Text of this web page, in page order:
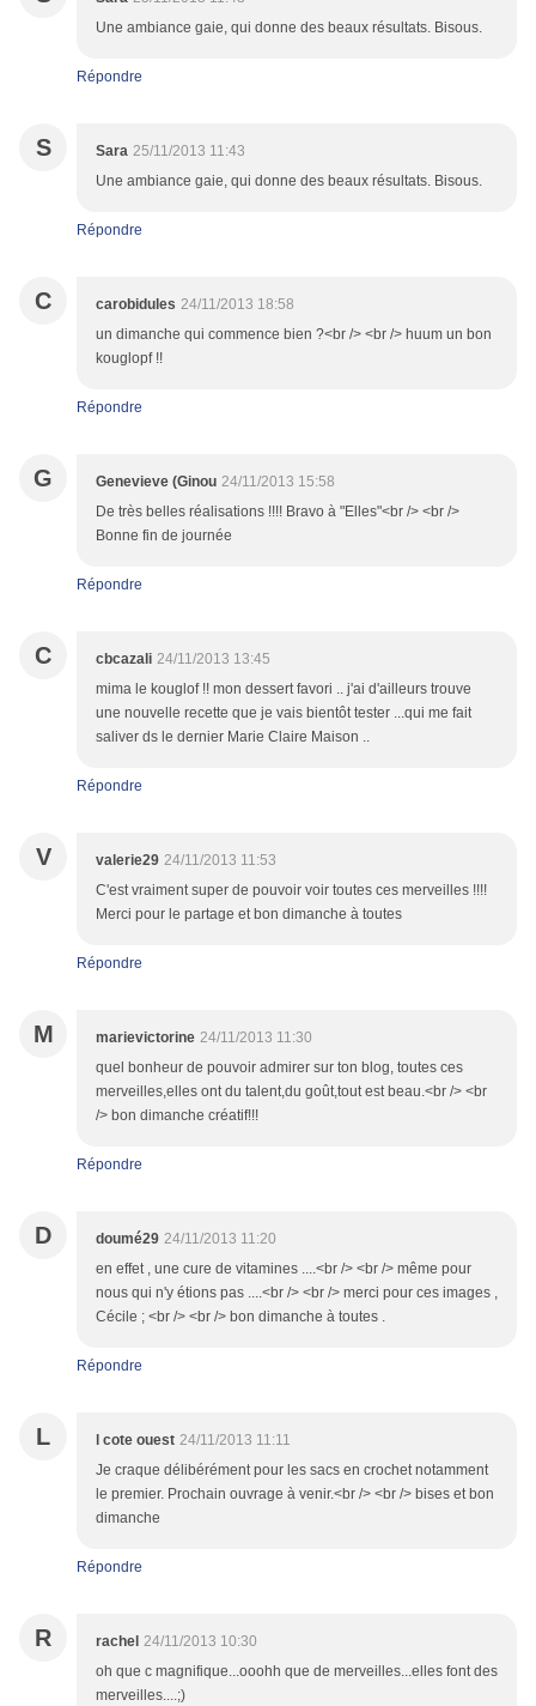
Une ambiance gaie, qui donne des beaux résultats. Bisous.
Répondre
S Sara 25/11/2013 11:43
Une ambiance gaie, qui donne des beaux résultats. Bisous.
Répondre
C carobidules 24/11/2013 18:58
un dimanche qui commence bien ?<br /> <br /> huum un bon
kouglopf !!
Répondre
G Genevieve (Ginou 24/11/2013 15:58
De très belles réalisations !!!! Bravo à "Elles"<br /> <br />
Bonne fin de journée
Répondre
C cbcazali 24/11/2013 13:45
mima le kouglof !! mon dessert favori .. j'ai d'ailleurs trouve
une nouvelle recette que je vais bientôt tester ...qui me fait
saliver ds le dernier Marie Claire Maison ..
Répondre
V valerie29 24/11/2013 11:53
C'est vraiment super de pouvoir voir toutes ces merveilles !!!!
Merci pour le partage et bon dimanche à toutes
Répondre
M marievictorine 24/11/2013 11:30
quel bonheur de pouvoir admirer sur ton blog, toutes ces
merveilles,elles ont du talent,du goût,tout est beau.<br /> <br
/> bon dimanche créatif!!!
Répondre
D doumé29 24/11/2013 11:20
en effet , une cure de vitamines ....<br /> <br /> même pour
nous qui n'y étions pas ....<br /> <br /> merci pour ces images ,
Cécile ; <br /> <br /> bon dimanche à toutes .
Répondre
L l cote ouest 24/11/2013 11:11
Je craque délibérément pour les sacs en crochet notamment
le premier. Prochain ouvrage à venir.<br /> <br /> bises et bon
dimanche
Répondre
R rachel 24/11/2013 10:30
oh que c magnifique...ooohh que de merveilles...elles font des
merveilles....;)